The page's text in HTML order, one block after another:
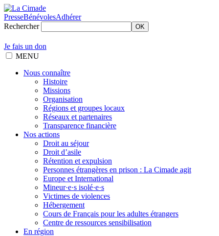
PresseBénévolesAdhérer
Rechercher
OK
Je fais un don
MENU
Nous connaître
Histoire
Missions
Organisation
Régions et groupes locaux
Réseaux et partenaires
Transparence financière
Nos actions
Droit au séjour
Droit d’asile
Rétention et expulsion
Personnes étrangères en prison : La Cimade agit
Europe et International
Mineur·e·s isolé·e·s
Victimes de violences
Hébergement
Cours de Français pour les adultes étrangers
Centre de ressources sensibilisation
En région